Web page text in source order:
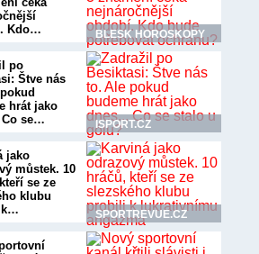
Kdo…
BLESK HOROSKOPY
po
Štve nás
hrát jako
Co se…
ISPORT.CZ
jako
můstek. 10
se ze
klubu
k…
SPORTREVUE.CZ